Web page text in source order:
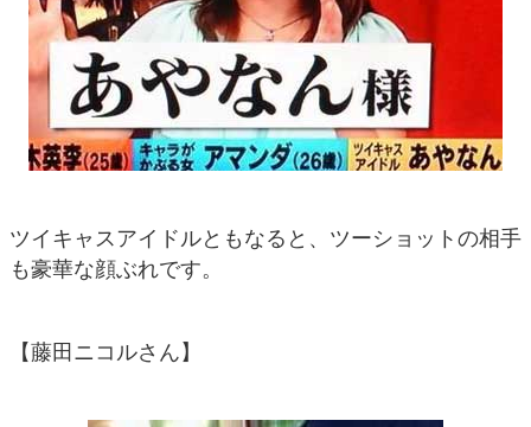
ツイキャスアイドルともなると、ツーショットの相手
も豪華な顔ぶれです。
【藤田ニコルさん】